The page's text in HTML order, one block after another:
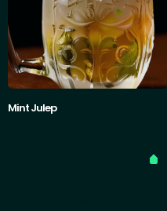
Mint Julep